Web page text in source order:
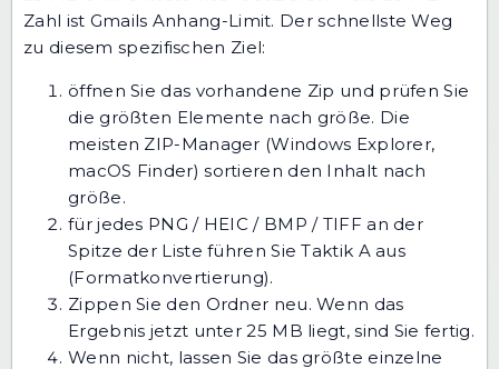
Zahl ist Gmails Anhang-Limit. Der schnellste Weg
zu diesem spezifischen Ziel:
öffnen Sie das vorhandene Zip und prüfen Sie
die größten Elemente nach größe. Die
meisten ZIP-Manager (Windows Explorer,
macOS Finder) sortieren den Inhalt nach
größe.
für jedes PNG / HEIC / BMP / TIFF an der
Spitze der Liste führen Sie Taktik A aus
(Formatkonvertierung).
Zippen Sie den Ordner neu. Wenn das
Ergebnis jetzt unter 25 MB liegt, sind Sie fertig.
Wenn nicht, lassen Sie das größte einzelne